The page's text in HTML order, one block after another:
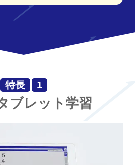
特長 1
ブレット学習